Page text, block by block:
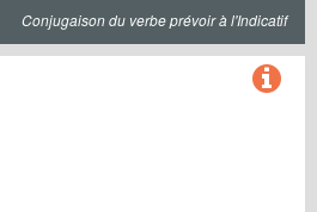
Conjugaison du verbe prévoir à l'Indicatif